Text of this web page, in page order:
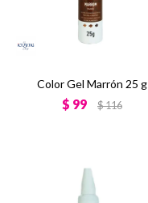
Color Gel Marrón 25 g
$ 99 $116